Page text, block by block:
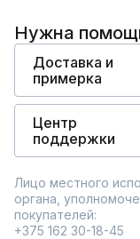
Нужна
Доставка и
примерка
Центр
поддержки
Лицо местного
органа,
покупателей:
+375 162 30-18-45